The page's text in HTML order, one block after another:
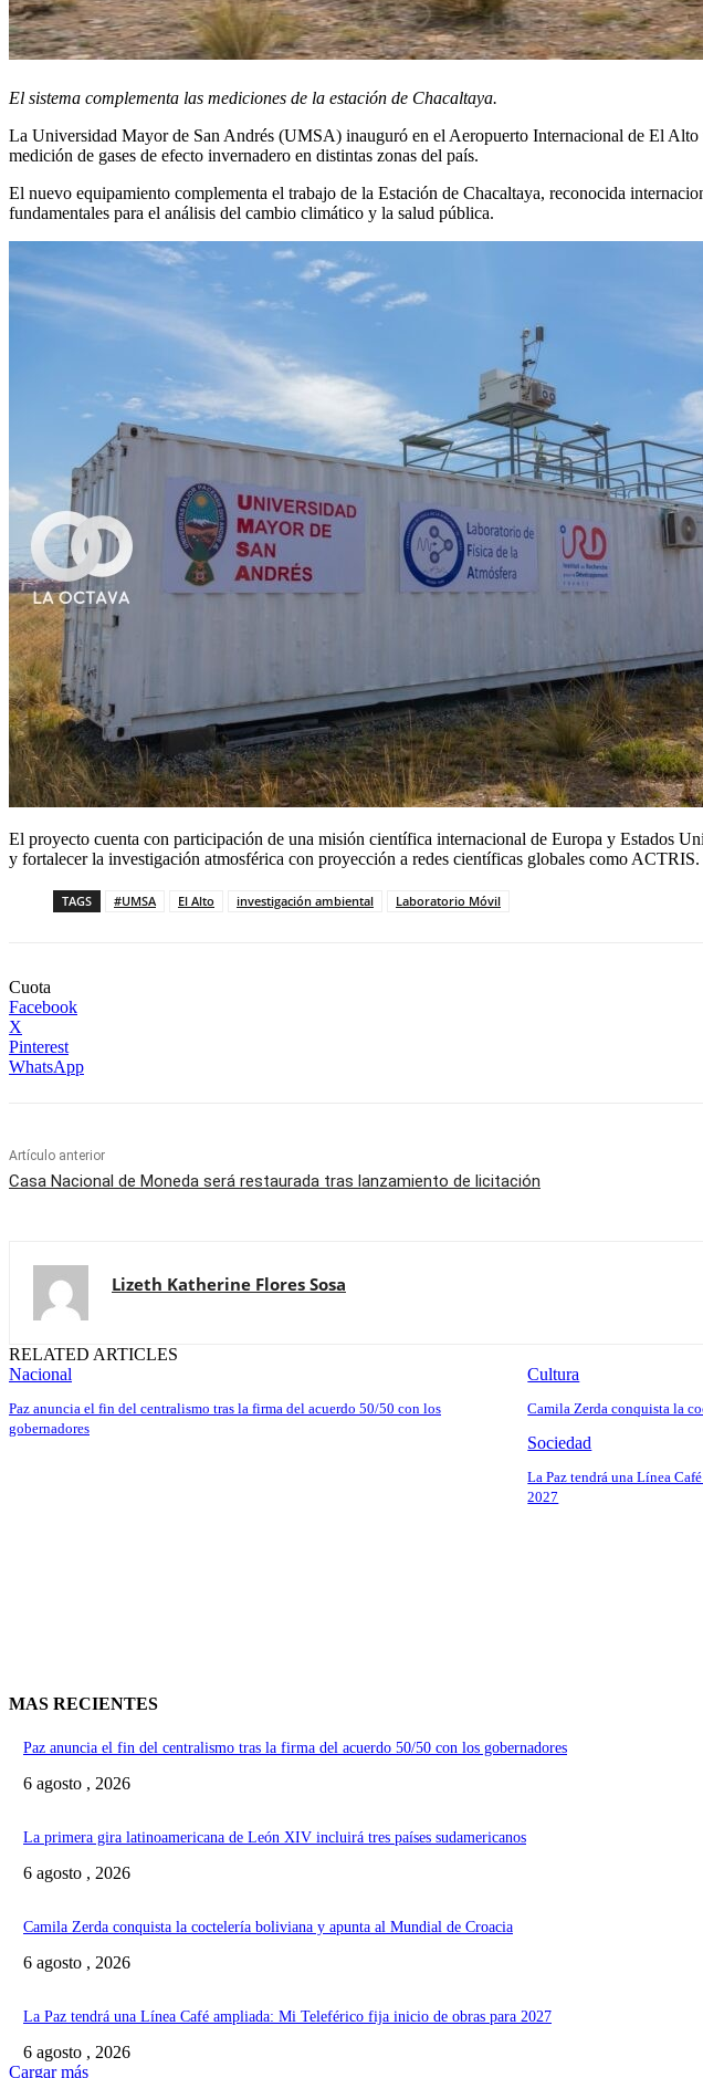
El sistema complementa las mediciones de la estación de Chacaltaya.
La Universidad Mayor de San Andrés (UMSA) inauguró en el Aeropuerto Internacional de El
medición de gases de efecto invernadero en distintas zonas del país.
El nuevo equipamiento complementa el trabajo de la Estación de Chacaltaya, reconocida
fundamentales para el análisis del cambio climático y la salud pública.
El proyecto cuenta con participación de una misión científica internacional de Europa y Estados
y fortalecer la investigación atmosférica con proyección a redes científicas globales como ACTRIS.
TAGS #UMSA El Alto investigación ambiental Laboratorio Móvil
Cuota
Facebook
X
Pinterest
WhatsApp
Artículo anterior
Casa Nacional de Moneda será restaurada tras lanzamiento de licitación
Lizeth Katherine Flores Sosa
RELATED ARTICLES
Nacional
Paz anuncia el fin del centralismo tras la firma del acuerdo 50/50 con los
gobernadores
Cultura
Camila Zerda conquista la
Sociedad
La Paz tendrá una Línea
2027
MAS RECIENTES
Paz anuncia el fin del centralismo tras la firma del acuerdo 50/50 con los gobernadores
6 agosto , 2026
La primera gira latinoamericana de León XIV incluirá tres países sudamericanos
6 agosto , 2026
Camila Zerda conquista la coctelería boliviana y apunta al Mundial de Croacia
6 agosto , 2026
La Paz tendrá una Línea Café ampliada: Mi Teleférico fija inicio de obras para 2027
6 agosto , 2026
Cargar más